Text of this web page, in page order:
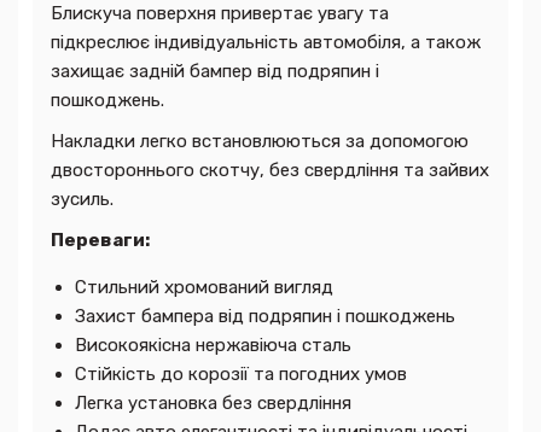
Блискуча поверхня привертає увагу та
підкреслює індивідуальність автомобіля, а також
захищає задній бампер від подряпин і
пошкоджень.
Накладки легко встановлюються за допомогою
двостороннього скотчу, без свердління та зайвих
зусиль.
Переваги:
Стильний хромований вигляд
Захист бампера від подряпин і пошкоджень
Високоякісна нержавіюча сталь
Стійкість до корозії та погодних умов
Легка установка без свердління